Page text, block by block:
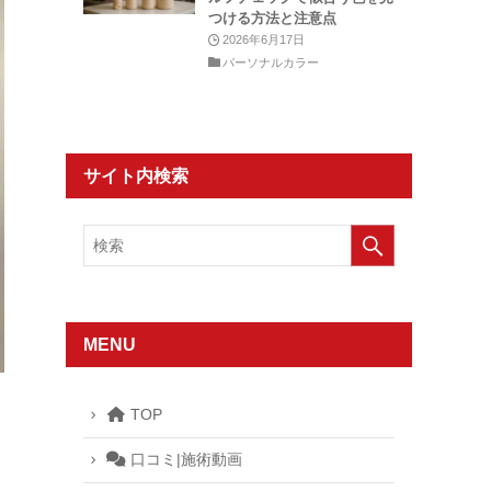
つける方法と注意点
2026年6月17日
パーソナルカラー
サイト内検索
MENU
TOP
口コミ|施術動画